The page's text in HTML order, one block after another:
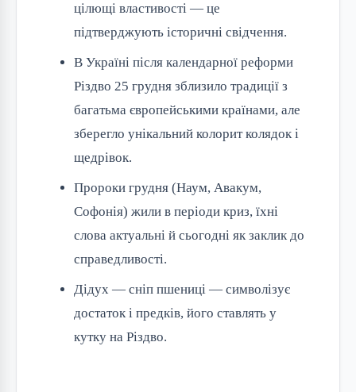
цілющі властивості — це
підтверджують історичні свідчення.
В Україні після календарної реформи
Різдво 25 грудня зблизило традиції з
багатьма європейськими країнами, але
зберегло унікальний колорит колядок і
щедрівок.
Пророки грудня (Наум, Авакум,
Софонія) жили в періоди криз, їхні
слова актуальні й сьогодні як заклик до
справедливості.
Дідух — сніп пшениці — символізує
достаток і предків, його ставлять у
кутку на Різдво.